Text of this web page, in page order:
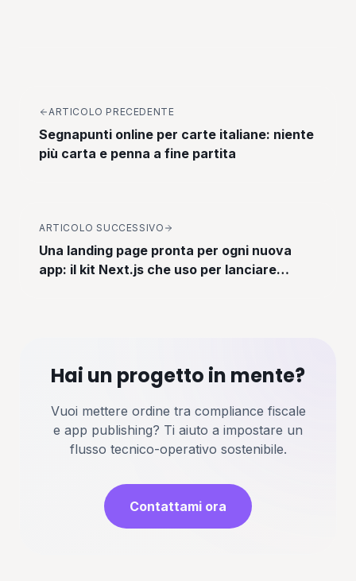
ARTICOLO PRECEDENTE
Segnapunti online per carte italiane: niente
più carta e penna a fine partita
ARTICOLO SUCCESSIVO
Una landing page pronta per ogni nuova
app: il kit Next.js che uso per lanciare
Hai un progetto in mente?
Vuoi mettere ordine tra compliance fiscale
e app publishing? Ti aiuto a impostare un
flusso tecnico-operativo sostenibile.
Contattami ora